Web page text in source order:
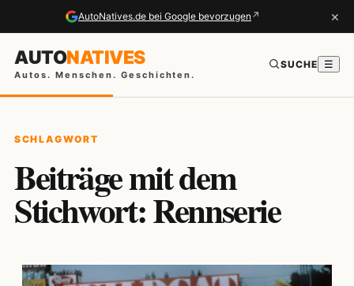
AutoNatives.de bei Google bevorzugen ↗ ×
AUTONATIVES
Autos. Menschen. Geschichten.
SUCHE ☰
SCHLAGWORT
Beiträge mit dem
Stichwort: Rennserie